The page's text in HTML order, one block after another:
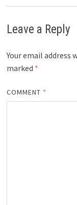
Leave a Reply
Your email address
marked *
COMMENT *